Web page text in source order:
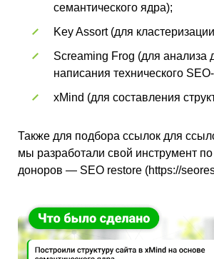
семантического ядра);
Key Assort (для
Screaming Frog (для анализа
написания технического
xMind (для составления
Также для подбора ссылок для
мы разработали свой инструмент
доноров — SEO restore (https://